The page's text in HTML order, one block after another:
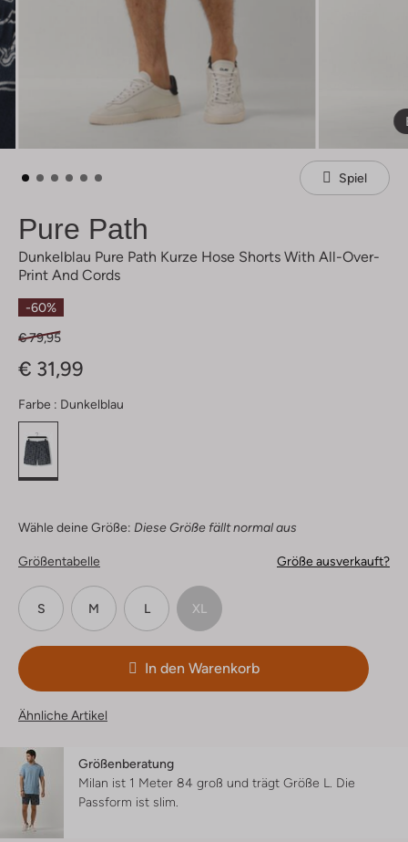
Spiel
Pure Path
Dunkelblau Pure Path Kurze Hose Shorts With All-Over-
Print And Cords
-60%
€ 79,95
€ 31,99
Farbe : Dunkelblau
Wähle deine Größe: Diese Größe fällt normal aus
Größentabelle Größe ausverkauft?
S M L XL
In den Warenkorb
Ähnliche Artikel
Größenberatung
Milan ist 1 Meter 84 groß und trägt Größe L. Die
Passform ist slim